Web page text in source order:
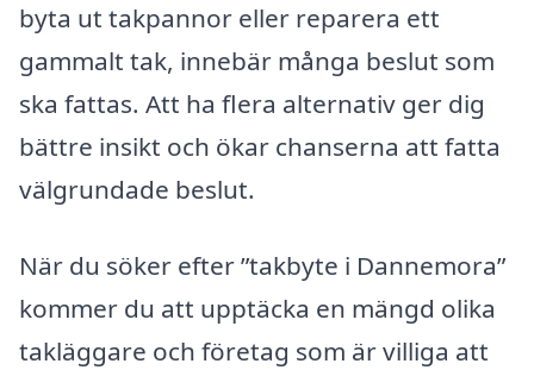
byta ut takpannor eller reparera ett
gammalt tak, innebär många beslut som
ska fattas. Att ha flera alternativ ger dig
bättre insikt och ökar chanserna att fatta
välgrundade beslut.
När du söker efter ”takbyte i Dannemora”
kommer du att upptäcka en mängd olika
takläggare och företag som är villiga att